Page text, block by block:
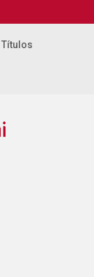
Títulos